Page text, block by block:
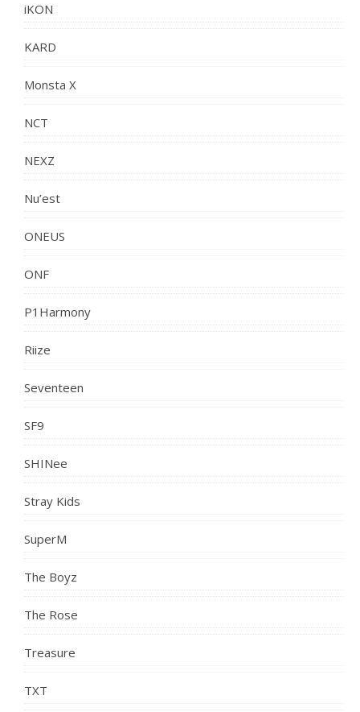
iKON
KARD
Monsta X
NCT
NEXZ
Nu’est
ONEUS
ONF
P1Harmony
Riize
Seventeen
SF9
SHINee
Stray Kids
SuperM
The Boyz
The Rose
Treasure
TXT